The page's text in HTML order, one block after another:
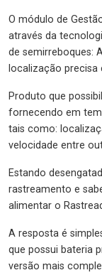
O módulo de
através da
de semirreboques:
localização precisa
Produto que
fornecendo em
tais como:
velocidade entre
Estando
rastreamento e
alimentar o
A resposta é
que possui bateria
versão mais